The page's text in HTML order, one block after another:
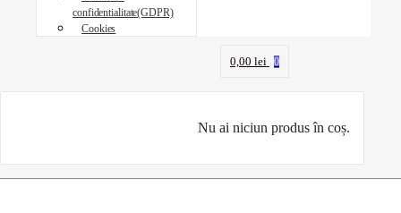
confidentialitate(GDPR)
Cookies
0,00 lei 0
Nu ai niciun produs în coș.